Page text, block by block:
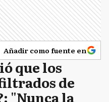
Añadir como fuente en
que los
de
"Nunca la